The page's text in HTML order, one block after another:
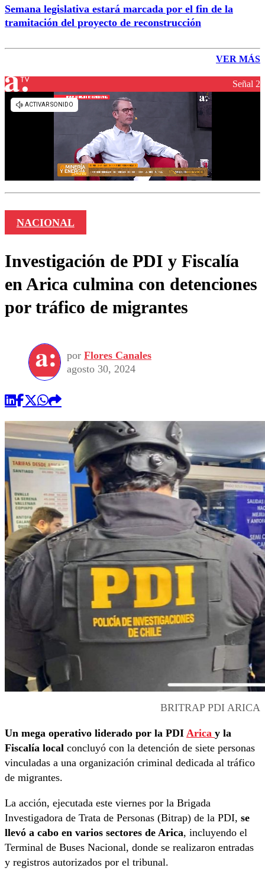
Semana legislativa estará marcada por el fin de la
tramitación del proyecto de reconstrucción
VER MÁS
Señal 2
NACIONAL
Investigación de PDI y Fiscalía
en Arica culmina con detenciones
por tráfico de migrantes
por Flores Canales
agosto 30, 2024
BRITRAP PDI ARICA
Un mega operativo liderado por la PDI Arica y la
Fiscalía local concluyó con la detención de siete personas
vinculadas a una organización criminal dedicada al tráfico
de migrantes.
La acción, ejecutada este viernes por la Brigada
Investigadora de Trata de Personas (Bitrap) de la PDI, se
llevó a cabo en varios sectores de Arica, incluyendo el
Terminal de Buses Nacional, donde se realizaron entradas
y registros autorizados por el tribunal.